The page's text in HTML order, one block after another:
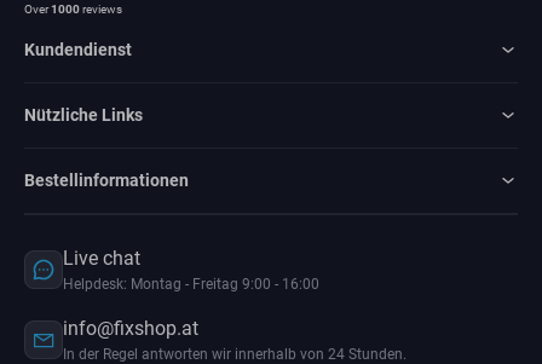
Over1000reviews
Kundendienst
Nützliche Links
Bestellinformationen
Live chat
Helpdesk: Montag - Freitag 9:00 - 16:00
info@fixshop.at
In der Regel antworten wir innerhalb von 24 Stunden.